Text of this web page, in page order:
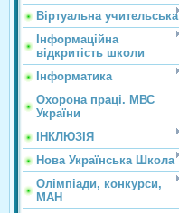
Віртуальна учительська
Інформаційна
відкритість школи
Інформатика
Охорона праці. МВС
України
ІНКЛЮЗІЯ
Нова Українська Школа
Олімпіади, конкурси,
МАН